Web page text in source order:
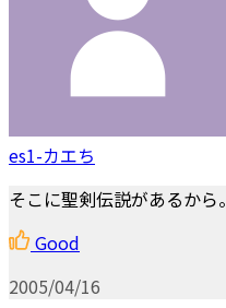
es1-カエち
そこに聖剣伝説があるから。
Good
2005/04/16